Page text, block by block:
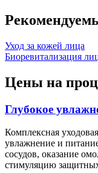
Уход за кожей лица
Биоревитализация
Цены на
Глубокое
Комплексная
увлажнение и
сосудов, оказание
стимуляцию